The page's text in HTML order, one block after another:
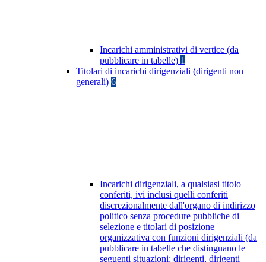
Incarichi amministrativi di vertice (da
pubblicare in tabelle) 1
Titolari di incarichi dirigenziali (dirigenti non
generali) 6
Incarichi dirigenziali, a qualsiasi titolo
conferiti, ivi inclusi quelli conferiti
discrezionalmente dall'organo di indirizzo
politico senza procedure pubbliche di
selezione e titolari di posizione
organizzativa con funzioni dirigenziali (da
pubblicare in tabelle che distinguano le
seguenti situazioni: dirigenti, dirigenti